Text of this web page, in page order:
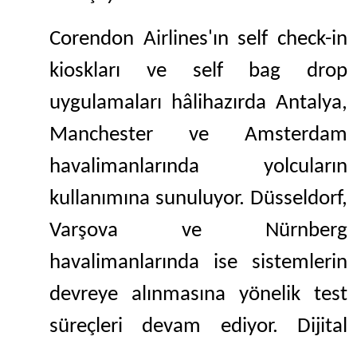
Corendon Airlines'ın self check-in
kioskları ve self bag drop
uygulamaları hâlihazırda Antalya,
Manchester ve Amsterdam
havalimanlarında yolcuların
kullanımına sunuluyor. Düsseldorf,
Varşova ve Nürnberg
havalimanlarında ise sistemlerin
devreye alınmasına yönelik test
süreçleri devam ediyor. Dijital